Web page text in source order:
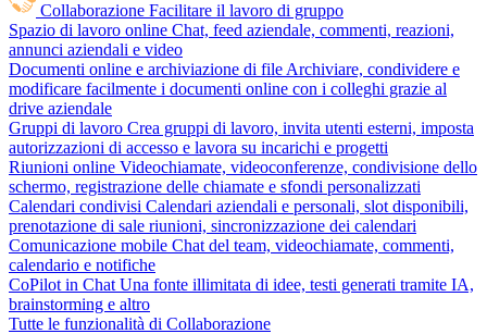
Collaborazione Facilitare il lavoro di gruppo
Spazio di lavoro online Chat, feed aziendale, commenti, reazioni,
annunci aziendali e video
Documenti online e archiviazione di file Archiviare, condividere e
modificare facilmente i documenti online con i colleghi grazie al
drive aziendale
Gruppi di lavoro Crea gruppi di lavoro, invita utenti esterni, imposta
autorizzazioni di accesso e lavora su incarichi e progetti
Riunioni online Videochiamate, videoconferenze, condivisione dello
schermo, registrazione delle chiamate e sfondi personalizzati
Calendari condivisi Calendari aziendali e personali, slot disponibili,
prenotazione di sale riunioni, sincronizzazione dei calendari
Comunicazione mobile Chat del team, videochiamate, commenti,
calendario e notifiche
CoPilot in Chat Una fonte illimitata di idee, testi generati tramite IA,
brainstorming e altro
Tutte le funzionalità di Collaborazione